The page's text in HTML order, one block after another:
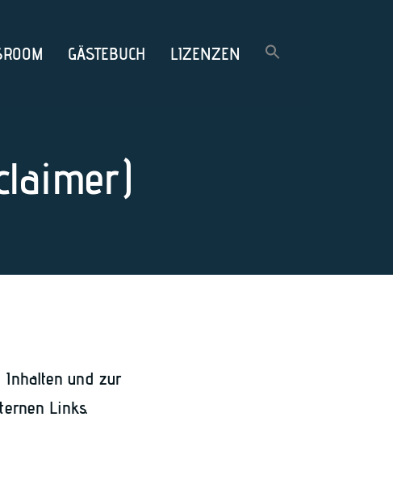
GÄSTEBUCH LIZENZEN
Inhalten und zur
Links.